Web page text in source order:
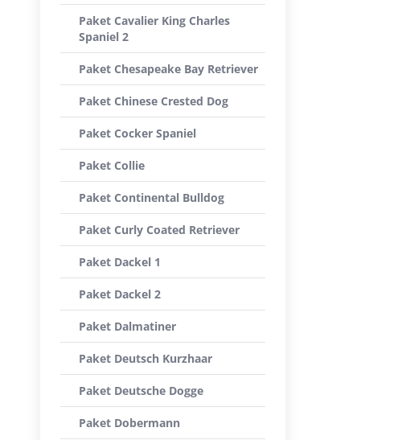
Paket Cavalier King Charles
Spaniel 2
Paket Chesapeake Bay Retriever
Paket Chinese Crested Dog
Paket Cocker Spaniel
Paket Collie
Paket Continental Bulldog
Paket Curly Coated Retriever
Paket Dackel 1
Paket Dackel 2
Paket Dalmatiner
Paket Deutsch Kurzhaar
Paket Deutsche Dogge
Paket Dobermann